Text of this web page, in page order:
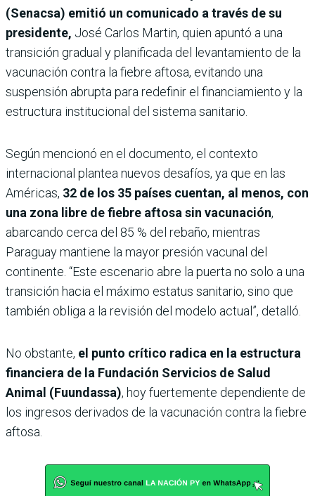
(Senacsa) emitió un comunicado a través de su
presidente, José Carlos Martin, quien apuntó a una
transición gradual y planificada del levantamiento de la
vacunación contra la fiebre aftosa, evitando una
suspensión abrupta para redefinir el financiamiento y la
estructura institucional del sistema sanitario.
Según mencionó en el documento, el contexto
internacional plantea nuevos desafíos, ya que en las
Américas, 32 de los 35 países cuentan, al menos, con
una zona libre de fiebre aftosa sin vacunación,
abarcando cerca del 85 % del rebaño, mientras
Paraguay mantiene la mayor presión vacunal del
continente. “Este escenario abre la puerta no solo a una
transición hacia el máximo estatus sanitario, sino que
también obliga a la revisión del modelo actual”, detalló.
No obstante, el punto crítico radica en la estructura
financiera de la Fundación Servicios de Salud
Animal (Fuundassa), hoy fuertemente dependiente de
los ingresos derivados de la vacunación contra la fiebre
aftosa.